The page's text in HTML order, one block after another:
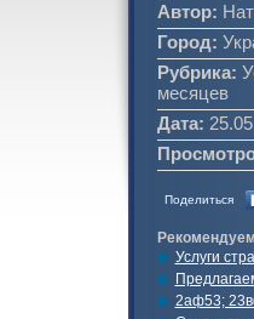
Автор:
Город:
Рубрика:
месяцев
Дата:
Поделиться
Услуги
2аф53;